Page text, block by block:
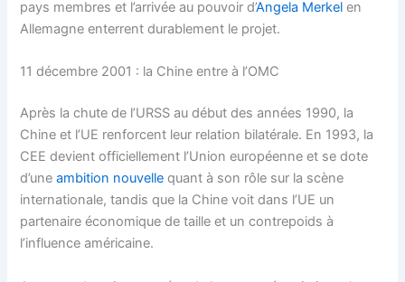
pays membres et l’arrivée au pouvoir d’Angela Merkel en
Allemagne enterrent durablement le projet.
11 décembre 2001 : la Chine entre à l’OMC
Après la chute de l’URSS au début des années 1990, la
Chine et l’UE renforcent leur relation bilatérale. En 1993, la
CEE devient officiellement l’Union européenne et se dote
d’uneambition nouvelle quant à son rôle sur la scène
internationale, tandis que la Chine voit dans l’UE un
partenaire économique de taille et un contrepoids à
l’influence américaine.